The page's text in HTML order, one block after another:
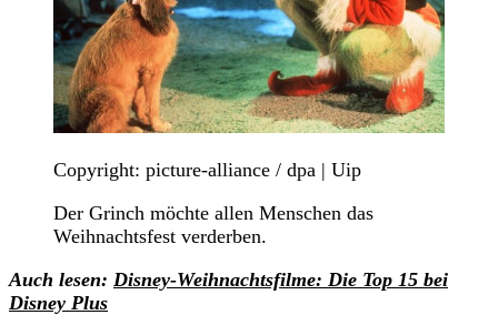
Copyright: picture-alliance / dpa | Uip
Der Grinch möchte allen Menschen das
Weihnachtsfest verderben.
Auch lesen: Disney-Weihnachtsfilme: Die Top 15 bei
Disney Plus